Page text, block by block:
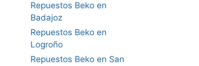
Repuestos Beko en
Badajoz
Repuestos Beko en
Logroño
Repuestos Beko en San